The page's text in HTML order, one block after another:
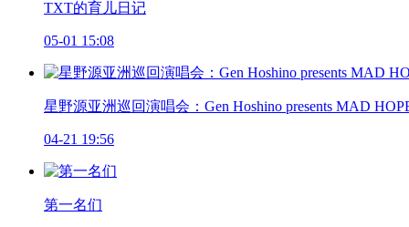
TXT的育儿日记
05-01 15:08
星野源亚洲巡回演唱会：Gen Hoshino presents MAD
04-21 19:56
第一名们